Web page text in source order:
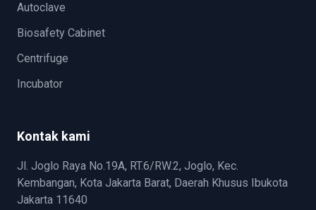
Autoclave
Biosafety Cabinet
Centrifuge
Incubator
Kontak kami
Jl. Joglo Raya No.19A, RT.6/RW.2, Joglo, Kec.
Kembangan, Kota Jakarta Barat, Daerah Khusus Ibukota
Jakarta 11640